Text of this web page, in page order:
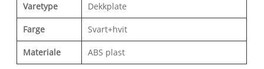
Varetype Dekkplate
Farge Svart+hvit
Materiale ABS plast